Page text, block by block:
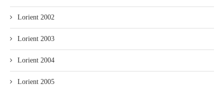
Lorient 2002
Lorient 2003
Lorient 2004
Lorient 2005